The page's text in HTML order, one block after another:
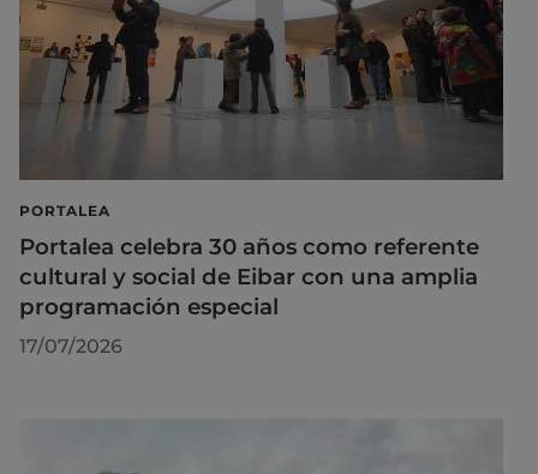
PORTALEA
Portalea celebra 30 años como referente
cultural y social de Eibar con una amplia
programación especial
17/07/2026